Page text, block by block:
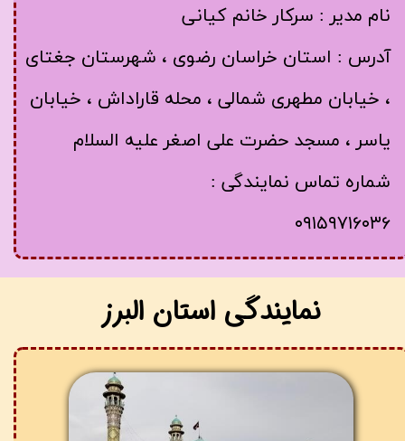
نام مدیر : سرکار خانم کیانی
آدرس : استان خراسان رضوی ، شهرستان جغتای
، خیابان مطهری شمالی ، محله قاراداش ، خیابان
یاسر ، مسجد حضرت علی اصغر علیه السلام
شماره تماس نمایندگی :
۰۹۱۵۹۷۱۶۰۳۶
​نمایندگی استان البرز